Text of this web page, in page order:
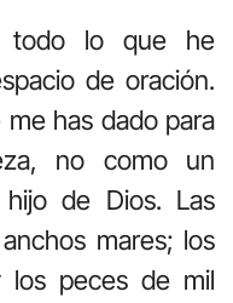
todo lo que he
de oración.
me has dado para
no como un
de Dios. Las
mares; los
los peces de mil